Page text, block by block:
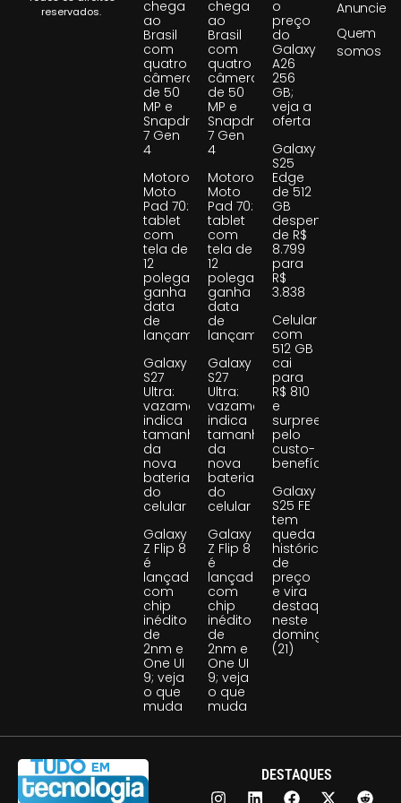
reservados.
chega
ao
Brasil
com
quatro
câmeras
de 50
MP e
Snapdragon
7 Gen
4
Motorola
Moto
Pad 70:
tablet
com
tela de
12
polegadas
ganha
data
de
lançamento
Galaxy
S27
Ultra:
vazamento
indica
tamanho
da
nova
bateria
do
celular
Galaxy
Z Flip 8
é
lançado
com
chip
inédito
de
2nm e
One UI
9; veja
o que
muda
chega
ao
Brasil
com
quatro
câmeras
de 50
MP e
Snapdragon
7 Gen
4
Motorola
Moto
Pad 70:
tablet
com
tela de
12
polegadas
ganha
data
de
lançamento
Galaxy
S27
Ultra:
vazamento
indica
tamanho
da
nova
bateria
do
celular
Galaxy
Z Flip 8
é
lançado
com
chip
inédito
de
2nm e
One UI
9; veja
o que
muda
o
preço
do
Galaxy
A26
256
GB;
veja a
oferta
Galaxy
S25
Edge
de 512
GB
despenca
de R$
8.799
para
R$
3.838
Celular
com
512 GB
cai
para
R$ 810
e
surpreende
pelo
custo-
benefício
Galaxy
S25 FE
tem
queda
histórica
de
preço
e vira
destaque
neste
domingo
(21)
Anuncie
Quem
somos
DESTAQUES